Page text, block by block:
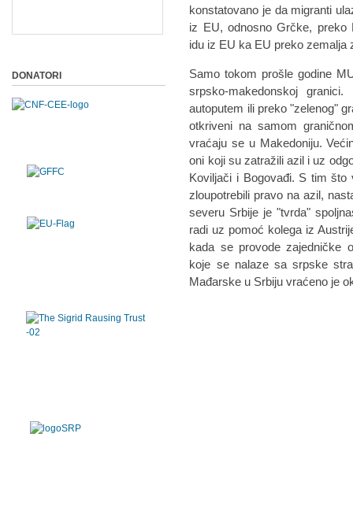
konstatovano je da migranti
iz EU, odnosno Grčke, preko
idu iz EU ka EU preko
Samo tokom prošle godine
srpsko-makedonskoj
autoputem ili preko "zelenog"
otkriveni na samom
vraćaju se u Makedoniju.
oni koji su zatražili azil i uz
Koviljači i Bogovađi. S tim
zloupotrebili pravo na azil,
severu Srbije je "tvrda"
radi uz pomoć kolega iz
kada se provode zajedničke
koje se nalaze sa srpske
Mađarske u Srbiju vraćeno je
DONATORI